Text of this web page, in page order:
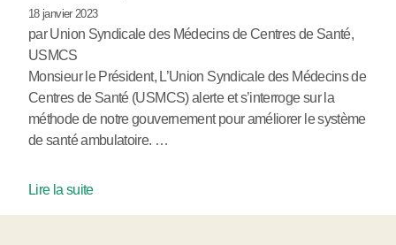
18 janvier 2023
par Union Syndicale des Médecins de Centres de Santé,
USMCS
Monsieur le Président, L’Union Syndicale des Médecins de
Centres de Santé (USMCS) alerte et s’interroge sur la
méthode de notre gouvernement pour améliorer le système
de santé ambulatoire. …
Lire la suite